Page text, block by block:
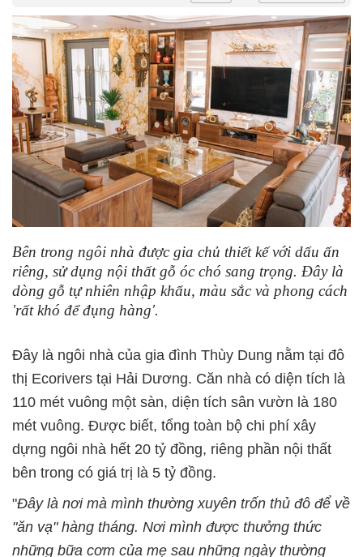
Bên trong ngôi nhà được gia chủ thiết kế với dấu ấn
riêng, sử dụng nội thất gỗ óc chó sang trọng. Đây là
dòng gỗ tự nhiên nhập khẩu, màu sắc và phong cách
'rất khó để đụng hàng'.
Đây là ngôi nhà của gia đình Thùy Dung nằm tại đô
thị Ecorivers tại Hải Dương. Căn nhà có diện tích là
110 mét vuông một sàn, diện tích sân vườn là 180
mét vuông. Được biết, tổng toàn bộ chi phí xây
dựng ngôi nhà hết 20 tỷ đồng, riêng phần nội thất
bên trong có giá trị là 5 tỷ đồng.
"Đây là nơi mà mình thường xuyên trốn thủ đô để về
"ăn vạ" hàng tháng. Nơi mình được thưởng thức
những bữa cơm của mẹ sau những ngày thường